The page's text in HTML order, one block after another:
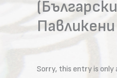
Павликени
Sorry, this entry is only